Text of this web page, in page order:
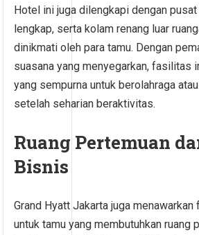
Hotel ini juga dilengkapi dengan
lengkap, serta kolam renang luar
dinikmati oleh para tamu. Dengan
suasana yang menyegarkan, fasilitas
yang sempurna untuk berolahraga
setelah seharian beraktivitas.
Ruang Pertemuan
Bisnis
Grand Hyatt Jakarta juga
untuk tamu yang membutuhkan ruang